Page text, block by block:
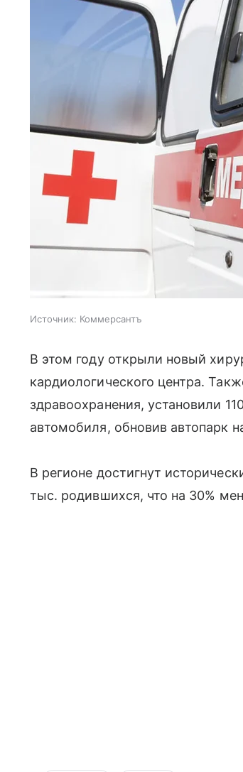
Источник: Коммерсантъ
В этом году открыли новый
кардиологического центра.
здравоохранения, установили
автомобиля, обновив автопарк
В регионе достигнут
тыс. родившихся, что на 30%